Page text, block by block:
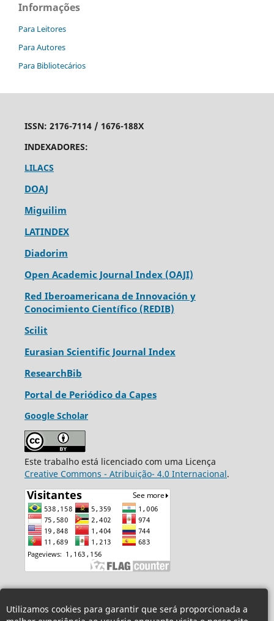
Utilizamos cookies para garantir que será proporcionada a
Informações
Para Leitores
Para Autores
Para Bibliotecários
ISSN: 2176-7114 / 1676-188X
INDEXADORES:
LILACS
DOAJ
Miguilim
LATINDEX
Diadorim
Open Academic Journal Index (OAJI)
Red Iberoamericana de Innovación y
Conocimiento Científico (REDIB)
Scilit
Eurasian Scientific Journal Index
ResearchBib
Portal de Periódico da Capes
Google Scholar
Este trabalho está licenciado com uma Licença
Creative Commons - Atribuição- 4.0 Internacional.